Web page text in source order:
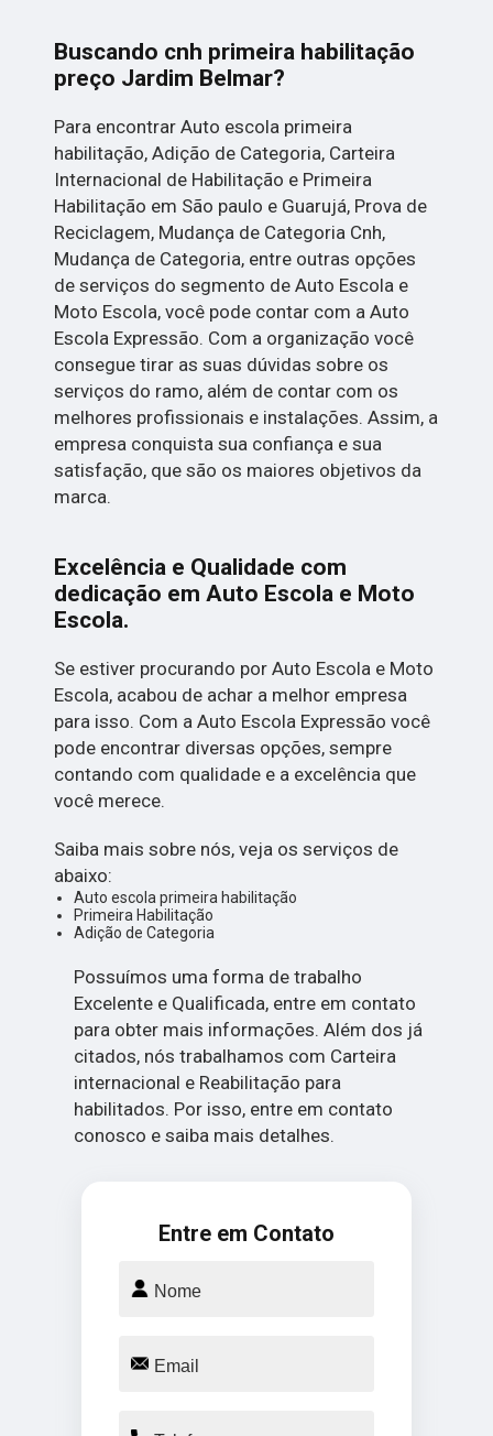
Buscando cnh primeira habilitação
preço Jardim Belmar?
Para encontrar Auto escola primeira
habilitação, Adição de Categoria, Carteira
Internacional de Habilitação e Primeira
Habilitação em São paulo e Guarujá, Prova de
Reciclagem, Mudança de Categoria Cnh,
Mudança de Categoria, entre outras opções
de serviços do segmento de Auto Escola e
Moto Escola, você pode contar com a Auto
Escola Expressão. Com a organização você
consegue tirar as suas dúvidas sobre os
serviços do ramo, além de contar com os
melhores profissionais e instalações. Assim, a
empresa conquista sua confiança e sua
satisfação, que são os maiores objetivos da
marca.
Excelência e Qualidade com
dedicação em Auto Escola e Moto
Escola.
Se estiver procurando por Auto Escola e Moto
Escola, acabou de achar a melhor empresa
para isso. Com a Auto Escola Expressão você
pode encontrar diversas opções, sempre
contando com qualidade e a excelência que
você merece.
Saiba mais sobre nós, veja os serviços de
abaixo:
Auto escola primeira habilitação
Primeira Habilitação
Adição de Categoria
Possuímos uma forma de trabalho
Excelente e Qualificada, entre em contato
para obter mais informações. Além dos já
citados, nós trabalhamos com Carteira
internacional e Reabilitação para
habilitados. Por isso, entre em contato
conosco e saiba mais detalhes.
Entre em Contato